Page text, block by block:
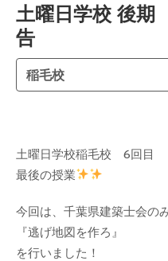
土曜日学校 後
告
稲毛校
土曜日学校稲毛校 6回目
最後の授業
今回は、千葉県建築士会の
『逃げ地図を作ろ』
を行いました！